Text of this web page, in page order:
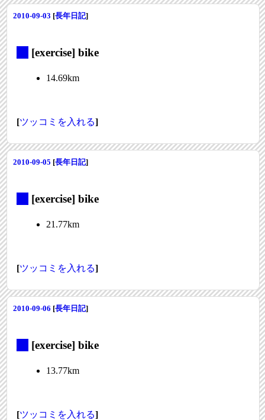
2010-09-03 [長年日記]
[exercise] bike
14.69km
[ツッコミを入れる]
2010-09-05 [長年日記]
[exercise] bike
21.77km
[ツッコミを入れる]
2010-09-06 [長年日記]
[exercise] bike
13.77km
[ツッコミを入れる]